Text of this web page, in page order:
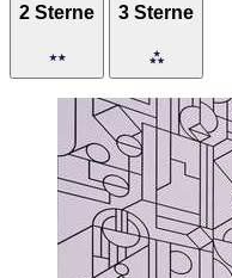
2 Sterne 3 Sterne